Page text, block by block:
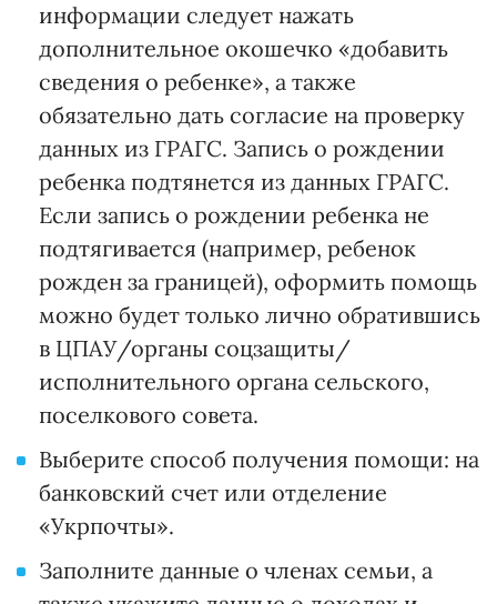
информации следует нажать
дополнительное окошечко «добавить
сведения о ребенке», а также
обязательно дать согласие на проверку
данных из ГРАГС. Запись о рождении
ребенка подтянется из данных ГРАГС.
Если запись о рождении ребенка не
подтягивается (например, ребенок
рожден за границей), оформить помощь
можно будет только лично обратившись
в ЦПАУ/органы соцзащиты/
исполнительного органа сельского,
поселкового совета.
Выберите способ получения помощи: на
банковский счет или отделение
«Укрпочты».
Заполните данные о членах семьи, а